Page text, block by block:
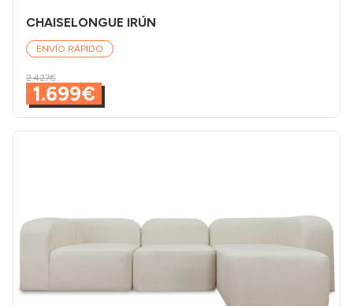
CHAISELONGUE IRÚN
ENVÍO RÁPIDO
2.427€
1.699€